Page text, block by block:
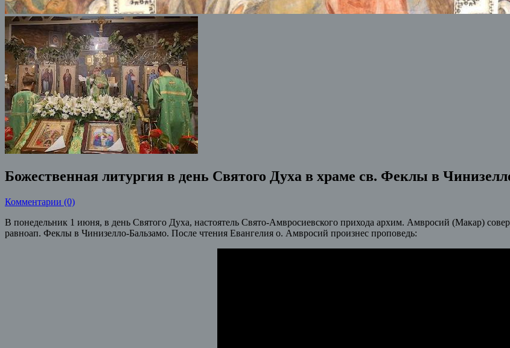
Божественная литургия в день Святого Духа в храме св. Феклы в
Комментарии (0)
В понедельник 1 июня, в день Святого Духа, настоятель Свято-Амвросиевского прихода архим. Амвросий (Макар)
равноап. Феклы в Чинизелло-Бальзамо. После чтения Евангелия о. Амвросий произнес проповедь: